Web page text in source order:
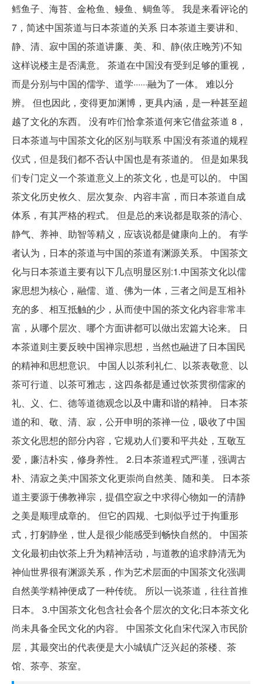
鳕鱼子、海苔、金枪鱼、鳗鱼、鲷鱼等。 我是来看评论的
7，简述中国茶道与日本茶道的关系 日本茶道主要讲和、
静、清、寂中国的茶道讲廉、美、和、静(依庄晚芳)不知
这样说楼主是否满意。 茶道在中国没有受到足够的重视，
而是分别与中国的儒学、道学······融为了一体。 难以分
辨。 但也因此，变得更加渊博，更具内涵，是一种甚至超
越了文化的东西。 没有咋们恰拿茶道何来它借盆茶道 8，
日本茶道与中国茶文化的区别与联系 中国没有茶道的规程
仪式，但是我们都不否认中国也是有茶道的。 但是如果我
们专门定义一个茶道意义上的茶文化，也是可以的。 中国
茶文化历史攸久、层次复杂、内容丰富，而日本茶道自成
体系，有其严格的程式。 但是总的来说都是取茶的清心、
静气、养神、助智等精义，应该说都是健康向上的。 有学
者认为，日本的茶道与中国的茶道有渊源关系。 中国茶文
化与日本茶道主要有以下几点明显区别:1.中国茶文化以儒
家思想为核心，融儒、道、佛为一体，三者之间是互相补
充的多、相互抵触的少，从而使中国的茶文化内容非常丰
富，从哪个层次、哪个方面讲都可以做出宏篇大论来。 日
本茶道则主要反映中国禅宗思想，当然也融进了日本国民
的精神和思想意识。 中国人以茶利礼仁、以茶表敬意、以
茶可行道、以茶可雅志，这四条都是通过饮茶贯彻儒家的
礼、义、仁、德等道德观念以及中庸和谐的精神。 日本茶
道的和、敬、清、寂，公开申明的茶禅一位，吸收了中国
茶文化思想的部分内容，它规劝人们要和平共处，互敬互
爱，廉洁朴实，修身养性。 2.日本茶道程式严谨，强调古
朴、清寂之美;中国茶文化更崇尚自然美、随和美。 日本茶
道主要源于佛教禅宗，提倡空寂之中求得心物如一的清静
之美是顺理成章的。 但它的四规、七则似乎过于拘重形
式，打躬静坐，世人是很少能感受到畅快自然的。 中国茶
文化最初由饮茶上升为精神活动，与道教的追求静清无为
神仙世界很有渊源关系，作为艺术层面的中国茶文化强调
自然美学精神便成了一种传统。 所以一说茶道，往往首推
日本。 3.中国茶文化包含社会各个层次的文化;日本茶文化
尚未具备全民文化的内容。 中国茶文化自宋代深入市民阶
层，其最突出的代表便是大小城镇广泛兴起的茶楼、茶
馆、茶亭、茶室。